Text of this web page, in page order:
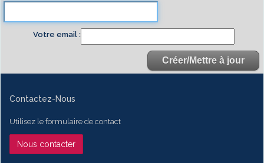
Votre email
Contactez-Nous
Utilisez le formulaire de contact
Nous contacter